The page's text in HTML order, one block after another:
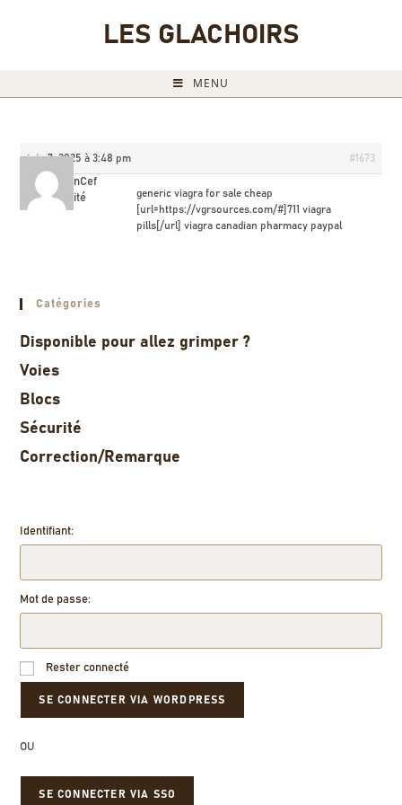
LES GLACHOIRS
MENU
juin 7, 2025 à 3:48 pm #1673
BrandonCef
Invité
generic viagra for sale cheap
[url=https://vgrsources.com/#]711 viagra
pills[/url] viagra canadian pharmacy paypal
Catégories
Disponible pour allez grimper ?
Voies
Blocs
Sécurité
Correction/Remarque
Identifiant:
Mot de passe:
Rester connecté
OU
SE CONNECTER VIA SSO